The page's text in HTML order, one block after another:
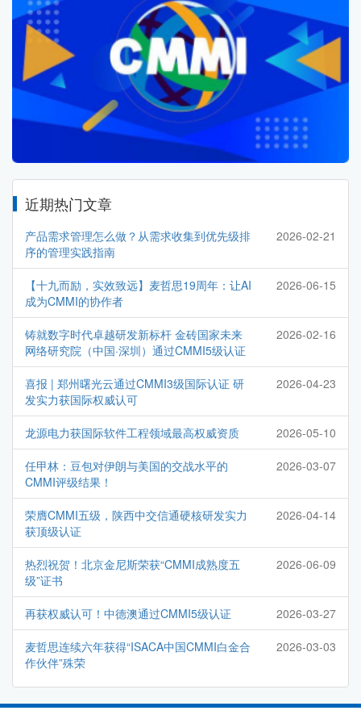
近期热门文章
产品需求管理怎么做？从需求收集到优先级排
序的管理实践指南
2026-02-21
【十九而励，实效致远】麦哲思19周年：让AI
成为CMMI的协作者
2026-06-15
铸就数字时代卓越研发新标杆 金砖国家未来
网络研究院（中国·深圳）通过CMMI5级认证
2026-02-16
喜报 | 郑州曙光云通过CMMI3级国际认证 研
发实力获国际权威认可
2026-04-23
龙源电力获国际软件工程领域最高权威资质 2026-05-10
任甲林：豆包对伊朗与美国的交战水平的
CMMI评级结果！
2026-03-07
荣膺CMMI五级，陕西中交信通硬核研发实力
获顶级认证
2026-04-14
热烈祝贺！北京金尼斯荣获“CMMI成熟度五
级”证书
2026-06-09
再获权威认可！中德澳通过CMMI5级认证 2026-03-27
麦哲思连续六年获得“ISACA中国CMMI白金合
作伙伴”殊荣
2026-03-03